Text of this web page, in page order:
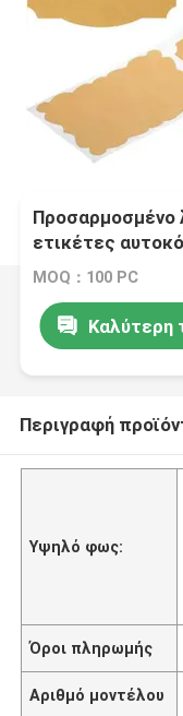
Προσαρμοσμένο
ετικέτες
Τελειωμένο
MOQ：100 PC
Καλύτερη
Περιγραφή
Υψηλό φως:
Όροι πληρωμής
Αριθμό μοντέλου